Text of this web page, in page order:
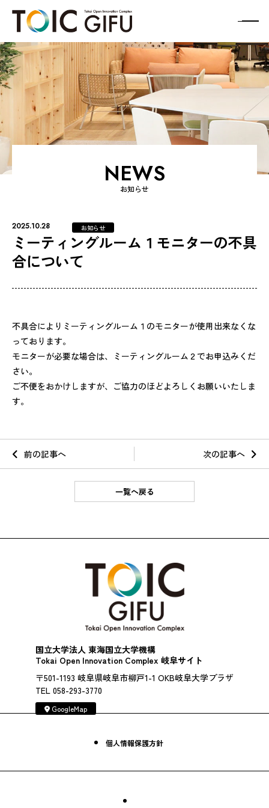
ュ
ー
ボ
お知らせ
NEWS
2025.10.28 お知らせ
ミーティングルーム１モニターの不具
合について
不具合によりミーティングルーム１のモニターが使用出来なくな
っております。
モニターが必要な場合は、ミーティングルーム２でお申込みくだ
さい。
ご不便をおかけしますが、ご協力のほどよろしくお願いいたしま
す。
前の記事へ 次の記事へ
一覧へ戻る
国立大学法人 東海国立大学機構
Tokai Open Innovation Complex 岐阜サイト
〒501-1193 岐阜県岐阜市柳戸1-1 OKB岐阜大学プラザ
TEL 058-293-3770
GoogleMap
個人情報保護方針